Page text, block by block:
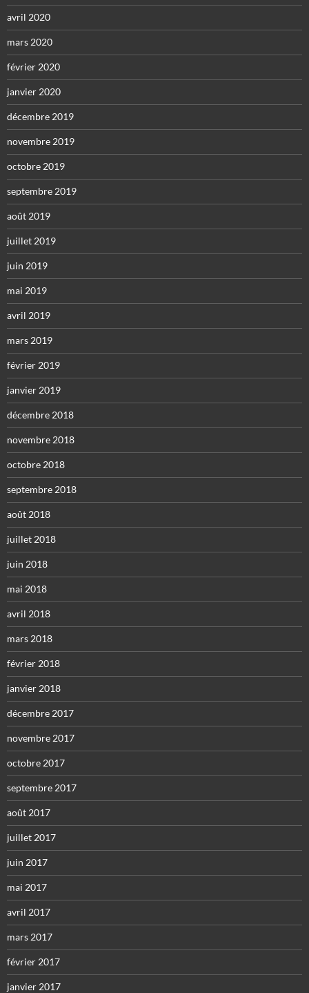
avril 2020
mars 2020
février 2020
janvier 2020
décembre 2019
novembre 2019
octobre 2019
septembre 2019
août 2019
juillet 2019
juin 2019
mai 2019
avril 2019
mars 2019
février 2019
janvier 2019
décembre 2018
novembre 2018
octobre 2018
septembre 2018
août 2018
juillet 2018
juin 2018
mai 2018
avril 2018
mars 2018
février 2018
janvier 2018
décembre 2017
novembre 2017
octobre 2017
septembre 2017
août 2017
juillet 2017
juin 2017
mai 2017
avril 2017
mars 2017
février 2017
janvier 2017